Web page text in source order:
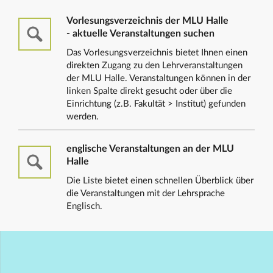
Vorlesungsverzeichnis der MLU Halle
- aktuelle Veranstaltungen suchen
Das Vorlesungsverzeichnis bietet Ihnen einen
direkten Zugang zu den Lehrveranstaltungen
der MLU Halle. Veranstaltungen können in der
linken Spalte direkt gesucht oder über die
Einrichtung (z.B. Fakultät > Institut) gefunden
werden.
englische Veranstaltungen an der MLU
Halle
Die Liste bietet einen schnellen Überblick über
die Veranstaltungen mit der Lehrsprache
Englisch.